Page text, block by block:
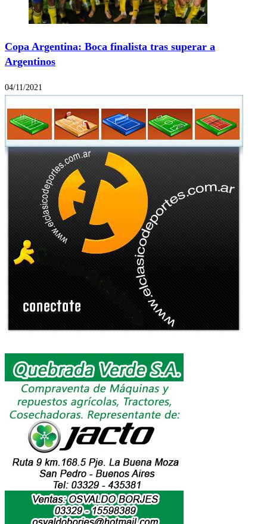
Copa Argentina: Boca finalista tras superar a
Argentinos
04/11/2021